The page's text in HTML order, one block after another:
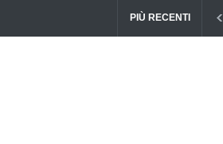
PIÙ RECENTI